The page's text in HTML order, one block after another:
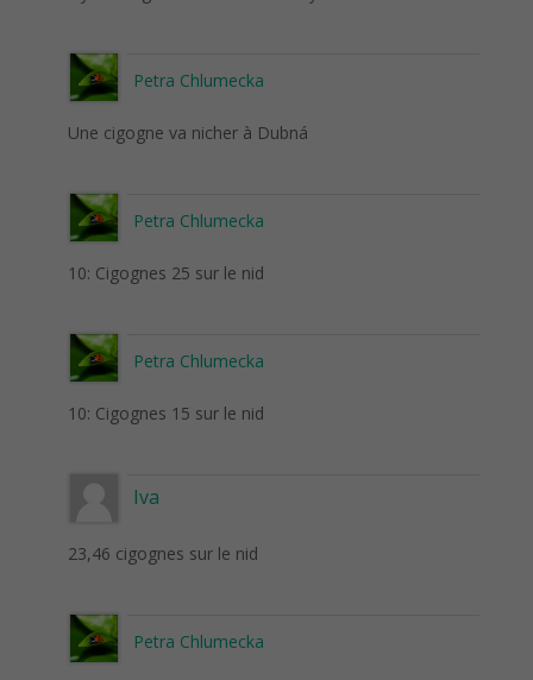
Petra Chlumecka
Une cigogne va nicher à Dubná
Petra Chlumecka
10: Cigognes 25 sur le nid
Petra Chlumecka
10: Cigognes 15 sur le nid
Iva
23,46 cigognes sur le nid
Petra Chlumecka